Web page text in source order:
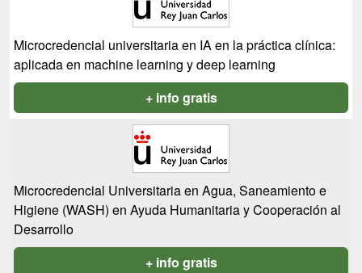
Microcredencial universitaria en IA en la práctica clínica:
aplicada en machine learning y deep learning
+ info gratis
Microcredencial Universitaria en Agua, Saneamiento e
Higiene (WASH) en Ayuda Humanitaria y Cooperación al
Desarrollo
+ info gratis